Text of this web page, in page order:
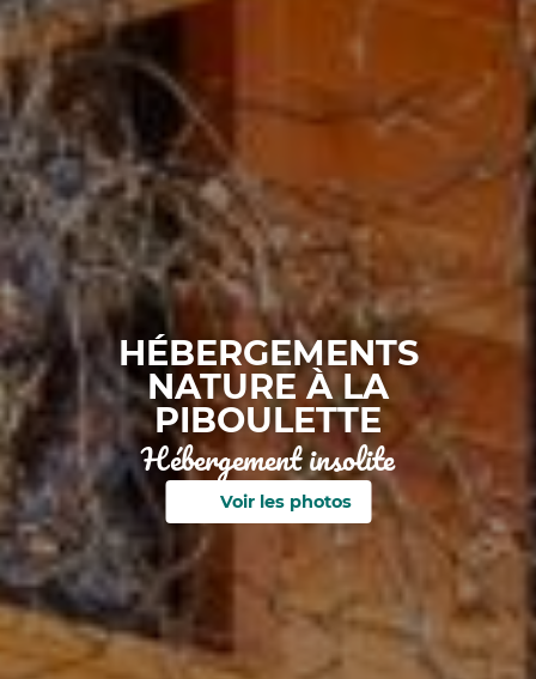
HÉBERGEMENTS
NATURE À LA
PIBOULETTE
Hébergement insolite
Voir les photos